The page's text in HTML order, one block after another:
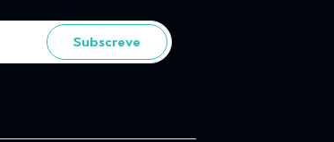
Subscreve